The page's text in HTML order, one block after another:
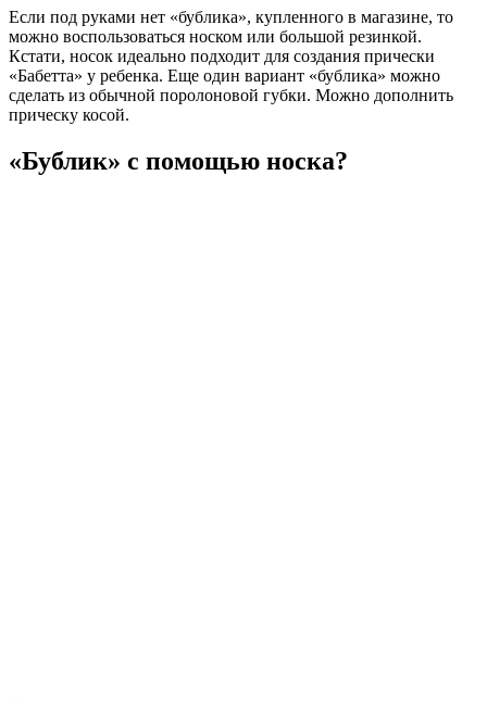
Если под руками нет «бублика», купленного в магазине, то
можно воспользоваться носком или большой резинкой.
Кстати, носок идеально подходит для создания прически
«Бабетта» у ребенка. Еще один вариант «бублика» можно
сделать из обычной поролоновой губки. Можно дополнить
прическу косой.
«Бублик» с помощью носка?